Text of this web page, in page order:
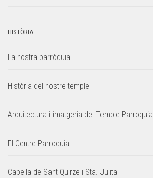
HISTÒRIA
La nostra parròquia
Història del nostre temple
Arquitectura i imatgeria del Temple Parroquial
El Centre Parroquial
Capella de Sant Quirze i Sta. Julita